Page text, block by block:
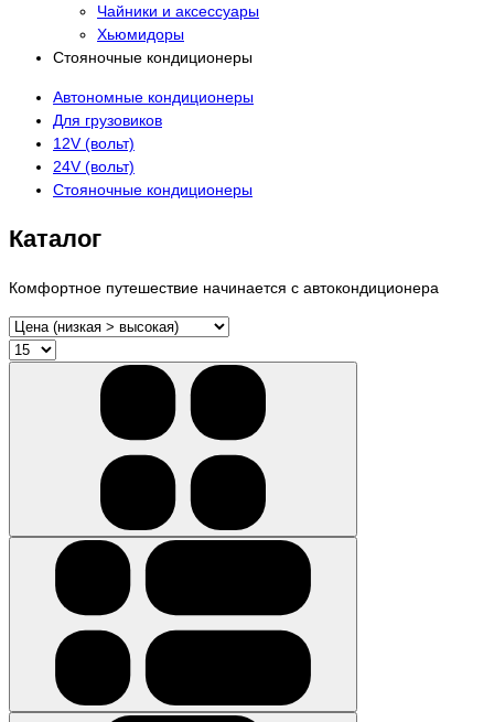
Чайники и аксессуары
Хьюмидоры
Стояночные кондиционеры
Автономные кондиционеры
Для грузовиков
12V (вольт)
24V (вольт)
Стояночные кондиционеры
Каталог
Комфортное путешествие начинается с автокондиционера